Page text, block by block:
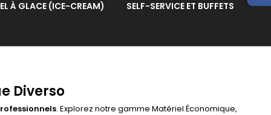
À GLACE (ICE-CREAM) SELF-SERVICE ET BUFFETS
Diverso
. Explorez notre gamme Matériel Économique,